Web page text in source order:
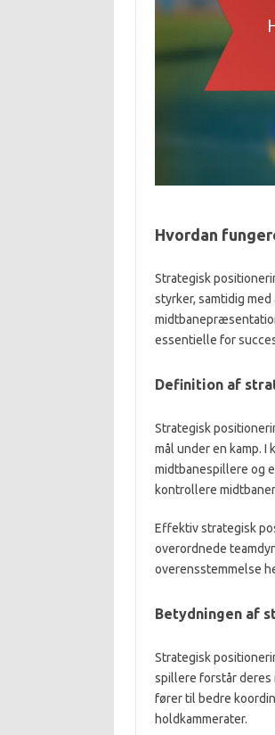
Hvordan
Strategisk
styrker, samtidig
essentielle for
Definition af
Strategisk
mål under en kamp.
midtbanespillere og
kontrollere
Effektiv strategisk
overordnede
overensstemmelse
Betydningen af
Strategisk
spillere forstår deres
fører til bedre
holdkammerater.